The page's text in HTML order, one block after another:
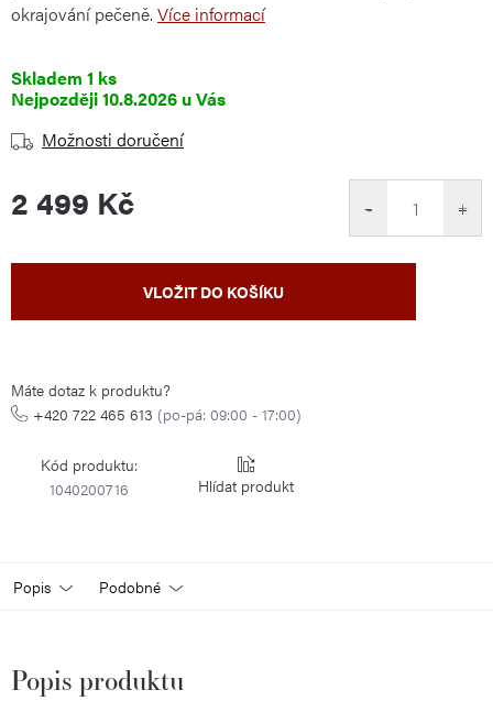
okrajování pečeně. Více informací
Skladem 1 ks
10.8.2026
Možnosti doručení
2 499 Kč +
−
VLOŽIT DO KOŠÍKU
Máte dotaz k produktu?
+420 722 465 613 (po-pá: 09:00 - 17:00)
Kód produktu:
1040200716
Hlídat
Popis Podobné
Popis produktu